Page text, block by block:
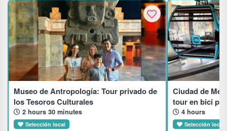
Museo de Antropología: Tour privado de
los Tesoros Culturales
2 hours 30 minutes
Selección local
Ciudad de
tour en bici
4 hours
Selección local